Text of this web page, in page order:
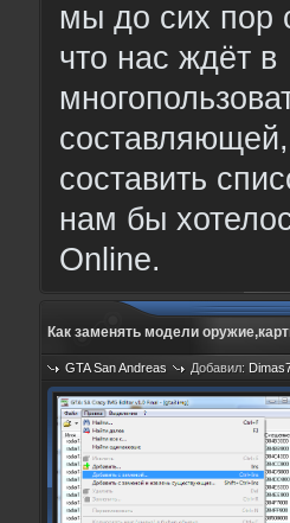
мы до сих пор
что нас ждёт в
составить
нам бы
Online.
Как заменять модели
GTA San Andreas Добавил:
Просмотров: 2272